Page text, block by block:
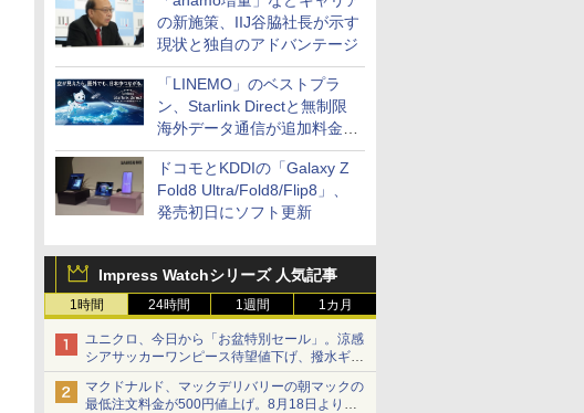
の新施策、IIJ谷脇社長が示す
現状と独自のアドバンテージ
「LINEMO」のベストプラ
ン、Starlink Directと無制限
海外データ通信が追加料金な
しに
ドコモとKDDIの「Galaxy Z
Fold8 Ultra/Fold8/Flip8」、
発売初日にソフト更新
Impress Watchシリーズ 人気記事
1時間 24時間 1週間 1カ月
ユニクロ、今日から「お盆特別セール」。涼感
シアサッカーワンピース待望値下げ、撥水ギア
ショーツは1990円に
マクドナルド、マックデリバリーの朝マックの
最低注文料金が500円値上げ。8月18日より